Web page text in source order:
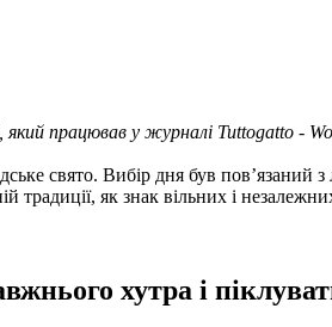
працював у журналі Tuttogatto -
свято. Вибір дня був пов’язаний
традиції, як знак вільних і
хутра і